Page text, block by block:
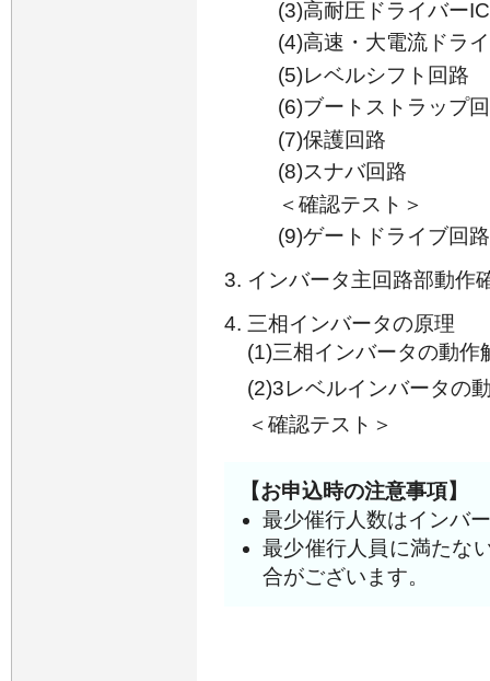
(3)高耐圧ドライバー
(4)高速・大電流ドラ
(5)レベルシフト回路
(6)ブートストラップ
(7)保護回路
(8)スナバ回路
＜確認テスト＞
(9)ゲートドライブ回
インバータ主回路部動作
三相インバータの原理
(1)三相インバータの動作
(2)3レベルインバータの
＜確認テスト＞
【お申込時の注意事項】
最少催行人数はインバ
最少催行人員に満たな
合がございます。